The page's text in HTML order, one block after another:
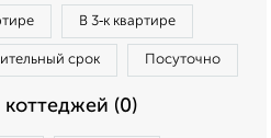
В 3‑к квартире
срок Посуточно
(0)